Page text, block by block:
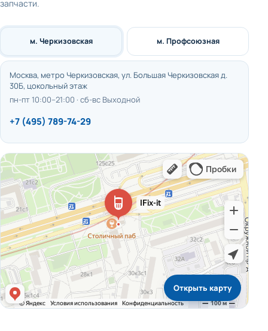
запчасти.
м. Черкизовская
Москва, метро Черкизовская, ул. Большая Черкизовская д.
30Б, цокольный этаж
пн-пт 10:00–21:00 · сб-вс Выходной
+7 (495) 789-74-29
м. Профсоюзная
Открыть карту